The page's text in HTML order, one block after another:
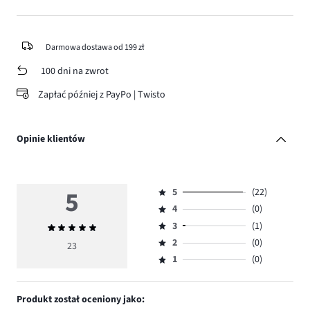
Darmowa dostawa od 199 zł
100 dni na zwrot
Zapłać później z PayPo | Twisto
Opinie klientów
5
Średnia
ocena
23
Ocena
5,
ilość
głosów
22.
5
(22)
Ocena
4,
ilość
głosów
4
(0)
Ocena
3,
ilość
3
(1)
Ocena
2,
2
(0)
Ocena
1,
1 (0)
Produkt został oceniony jako: